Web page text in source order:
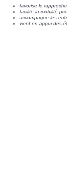
favorise le
facilite la mobilité
accompagne les
vient en appui des